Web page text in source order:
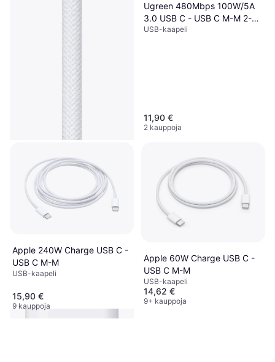
Ugreen 480Mbps 100W/5A
3.0 USB C - USB C M-M 2-
Pack
USB-kaapeli
11,90 €
2 kauppoja
Apple 240W Charge USB C -
USB C M-M
USB-kaapeli
15,90 €
9 kauppoja
Apple 60W Charge USB C -
USB C M-M
USB-kaapeli
14,62 €
9+ kauppoja